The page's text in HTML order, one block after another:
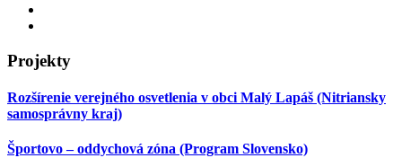
Projekty
Rozšírenie verejného osvetlenia v obci Malý Lapáš (Nitriansky
samosprávny kraj)
Športovo – oddychová zóna (Program Slovensko)